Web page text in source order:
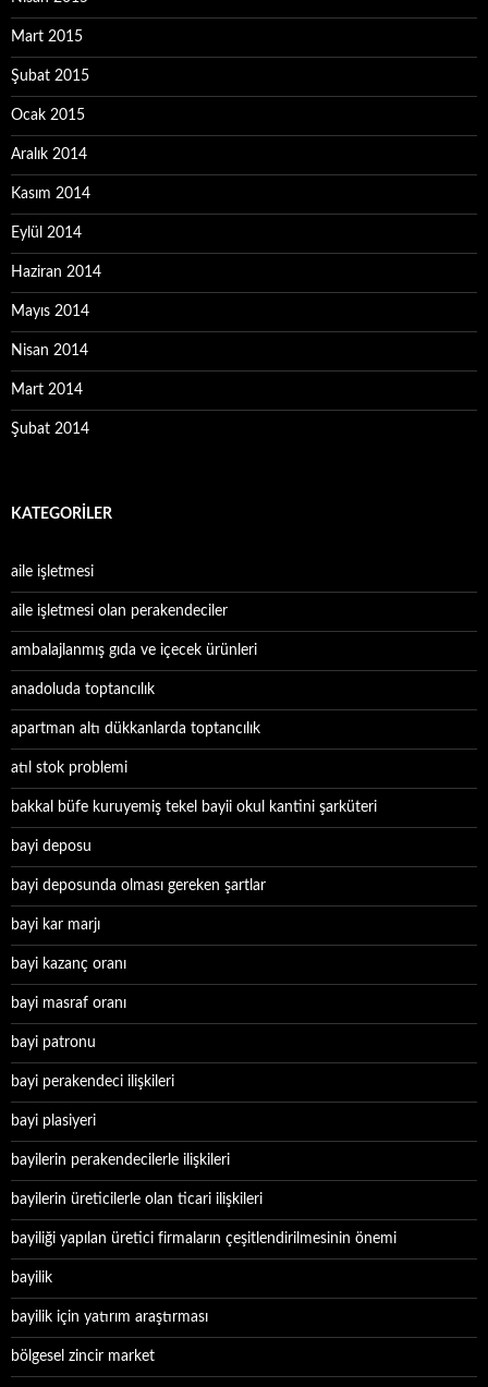
Mart 2015
Şubat 2015
Ocak 2015
Aralık 2014
Kasım 2014
Eylül 2014
Haziran 2014
Mayıs 2014
Nisan 2014
Mart 2014
Şubat 2014
KATEGORILER
aile işletmesi
aile işletmesi olan perakendeciler
ambalajlanmış gıda ve içecek ürünleri
anadoluda toptancılık
apartman altı dükkanlarda toptancılık
atıl stok problemi
bakkal büfe kuruyemiş tekel bayii okul kantini şarküteri
bayi deposu
bayi deposunda olması gereken şartlar
bayi kar marjı
bayi kazanç oranı
bayi masraf oranı
bayi patronu
bayi perakendeci ilişkileri
bayi plasiyeri
bayilerin perakendecilerle ilişkileri
bayilerin üreticilerle olan ticari ilişkileri
bayiliği yapılan üretici firmaların çeşitlendirilmesinin önemi
bayilik
bayilik için yatırım araştırması
bölgesel zincir market